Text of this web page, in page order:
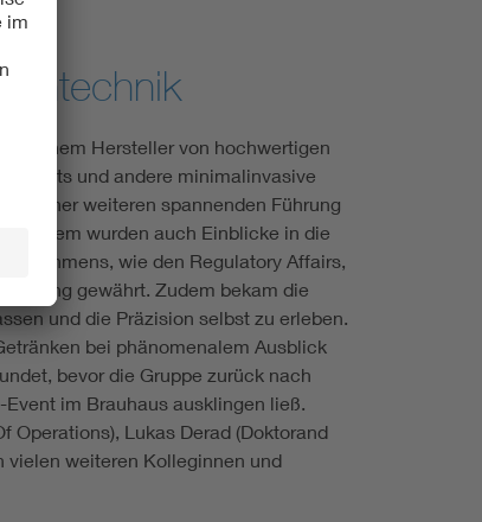
einem Hersteller von hochwertigen
Stents und andere minimalinvasive
in einer weiteren spannenden Führung
Zudem wurden auch Einblicke in die
wie den Regulatory Affairs,
gewährt. Zudem bekam die
und die Präzision selbst zu erleben.
bei phänomenalem Ausblick
bevor die Gruppe zurück nach
im Brauhaus ausklingen ließ.
Operations), Lukas Derad (Doktorand
vielen weiteren Kolleginnen und